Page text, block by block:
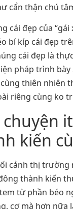
cẩn thận chú
cái đẹp của
bí kíp cái đẹp
cái đẹp là
pháp trình
thiên nhiên
riêng cùng ko
chuyện
kiến
cảnh thị trường
thành kiến
từ phần béo
cơ mà hơn